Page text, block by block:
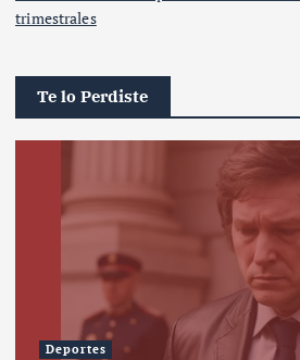
trimestrales
Te lo Perdiste
Deportes